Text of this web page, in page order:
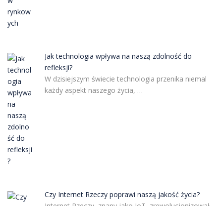
Jak technologia wpływa na naszą zdolność do
refleksji?
W dzisiejszym świecie technologia przenika niemal
każdy aspekt naszego życia, …
Czy Internet Rzeczy poprawi naszą jakość życia?